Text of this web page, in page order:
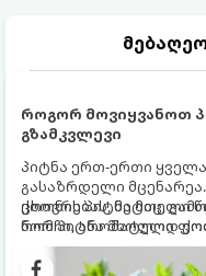
როგორ მოვიყვანოთ
გზამკვლევი
პიტნა ერთ-ერთი
გასაზრდელი
ცხოვრებას, მეტიც,
რომ პიტნა მხოლოდ
გრუნტში (ბაღში)
სწრაფად ვრცელდება
ქოთნის პიტნა მთელი
ნორჩი, არომატული
კერძებისთვის.